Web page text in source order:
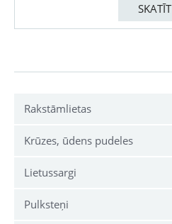
Rakstāmlietas
Krūzes, ūdens pudeles
Lietussargi
Pulksteņi
SKATĪT